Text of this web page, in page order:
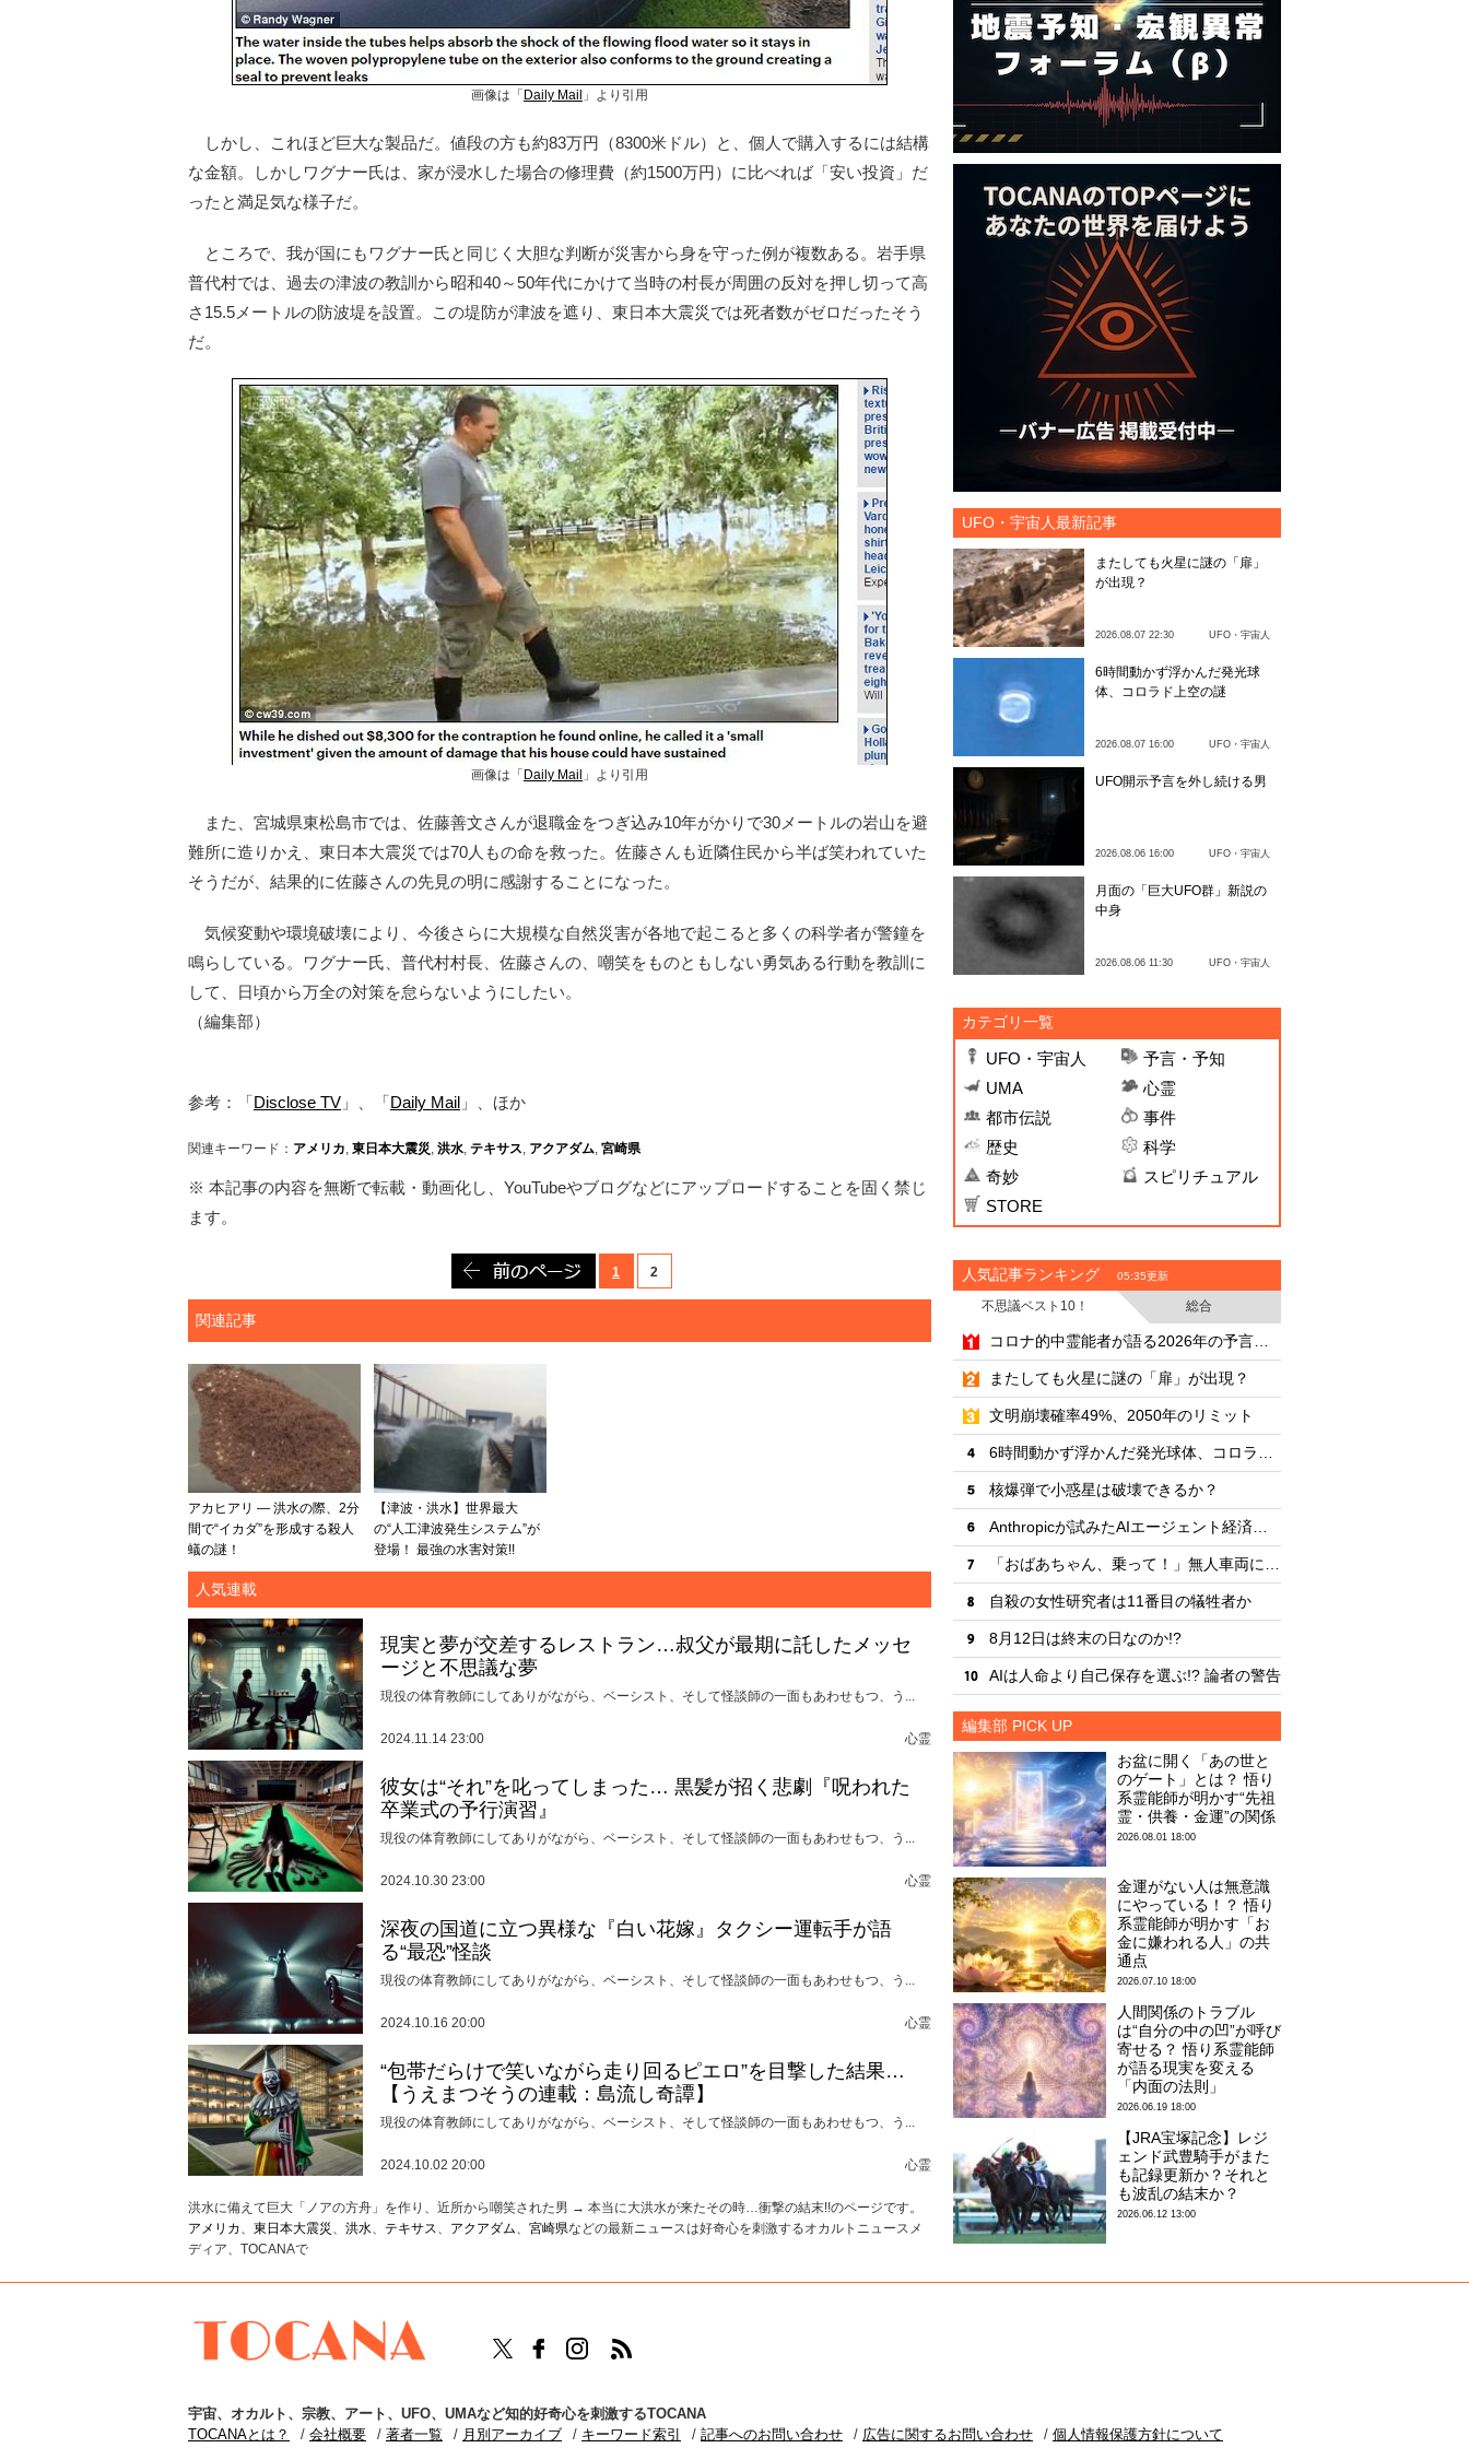
画像は「 Daily Mail 」より引用
しかし、これほど巨大な製品だ。値段の方も約83万円（8300米ドル）と、個人で購入するには結構
な金額。しかしワグナー氏は、家が浸水した場合の修理費（約1500万円）に比べれば「安い投資」だ
ったと満足気な様子だ。
ところで、我が国にもワグナー氏と同じく大胆な判断が災害から身を守った例が複数ある。岩手県
普代村では、過去の津波の教訓から昭和40～50年代にかけて当時の村長が周囲の反対を押し切って高
さ15.5メートルの防波堤を設置。この堤防が津波を遮り、東日本大震災では死者数がゼロだったそう
だ。
画像は「 Daily Mail 」より引用
また、宮城県東松島市では、佐藤善文さんが退職金をつぎ込み10年がかりで30メートルの岩山を避
難所に造りかえ、東日本大震災では70人もの命を救った。佐藤さんも近隣住民から半ば笑われていた
そうだが、結果的に佐藤さんの先見の明に感謝することになった。
気候変動や環境破壊により、今後さらに大規模な自然災害が各地で起こると多くの科学者が警鐘を
鳴らしている。ワグナー氏、普代村村長、佐藤さんの、嘲笑をものともしない勇気ある行動を教訓に
して、日頃から万全の対策を怠らないようにしたい。
（編集部）
参考：「Disclose TV 」、「Daily Mail 」、ほか
関連キーワード： アメリカ, 東日本大震災, 洪水, テキサス, アクアダム, 宮崎県
※ 本記事の内容を無断で転載・動画化し、YouTubeやブログなどにアップロードすることを固く禁じ
ます。
前のページ
1
2
関連記事
アカヒアリ — 洪水の際、2分
間で“イカダ”を形成する殺人
蟻の謎！
【津波・洪水】世界最大
の“人工津波発生システム”が
登場！ 最強の水害対策!!
人気連載
現実と夢が交差するレストラン…叔父が最期に託したメッセ
ージと不思議な夢
現役の体育教師にしてありがながら、ベーシスト、そして怪談師の一面もあわせもつ、う...
2024.11.14 23:00 心霊
彼女は“それ”を叱ってしまった… 黒髪が招く悲劇『呪われた
卒業式の予行演習』
現役の体育教師にしてありがながら、ベーシスト、そして怪談師の一面もあわせもつ、う...
2024.10.30 23:00 心霊
深夜の国道に立つ異様な『白い花嫁』タクシー運転手が語
る“最恐”怪談
現役の体育教師にしてありがながら、ベーシスト、そして怪談師の一面もあわせもつ、う...
2024.10.16 20:00 心霊
“包帯だらけで笑いながら走り回るピエロ”を目撃した結果…
【うえまつそうの連載：島流し奇譚】
現役の体育教師にしてありがながら、ベーシスト、そして怪談師の一面もあわせもつ、う...
2024.10.02 20:00 心霊
洪水に備えて巨大「ノアの方舟」を作り、近所から嘲笑された男 → 本当に大洪水が来たその時…衝撃の結末!!のページです。
アメリカ 、 東日本大震災 、 洪水、 テキサス、 アクアダム、 宮崎県などの最新ニュースは好奇心を刺激するオカルトニュースメ
ディア、TOCANAで
UFO・宇宙人最新記事
またしても火星に謎の「扉」
が出現？
2026.08.07 22:30 UFO・宇宙人
6時間動かず浮かんだ発光球
体、コロラド上空の謎
2026.08.07 16:00 UFO・宇宙人
UFO開示予言を外し続ける男
2026.08.06 16:00 UFO・宇宙人
月面の「巨大UFO群」新説の
中身
2026.08.06 11:30 UFO・宇宙人
カテゴリ一覧
UFO・宇宙人
予言・予知
UMA
心霊
都市伝説
事件
歴史
科学
奇妙
スピリチュアル
STORE
人気記事ランキング 05:35更新
不思議ベスト10！
総合
・
・
またしても火星に謎の「扉」が出現？
・
文明崩壊確率49%、2050年のリミット
・
・
核爆弾で小惑星は破壊できるか？
・
・
・
自殺の女性研究者は11番目の犠牲者か
・
8月12日は終末の日なのか!?
・
AIは人命より自己保存を選ぶ!? 論者の警告
編集部 PICK UP
お盆に開く「あの世と
のゲート」とは？ 悟り
系霊能師が明かす“先祖
霊・供養・金運”の関係
2026.08.01 18:00
金運がない人は無意識
にやっている！？ 悟り
系霊能師が明かす「お
金に嫌われる人」の共
通点
2026.07.10 18:00
人間関係のトラブル
は“自分の中の凹”が呼び
寄せる？ 悟り系霊能師
が語る現実を変える
「内面の法則」
2026.06.19 18:00
【JRA宝塚記念】レジ
ェンド武豊騎手がまた
も記録更新か？それと
も波乱の結末か？
2026.06.12 13:00
TOCANAのFacebookはこちら
TOCANAのinstagramはこちら
宇宙、 オカルト 、 宗教、 アート 、 UFO、 UMAなど知的好奇心を刺激するTOCANA
TOCANAとは？
会社概要 著者一覧 月別アーカイブ キーワード索引 記事へのお問い合わせ 広告に関するお問い合わせ 個人情報保護方針について